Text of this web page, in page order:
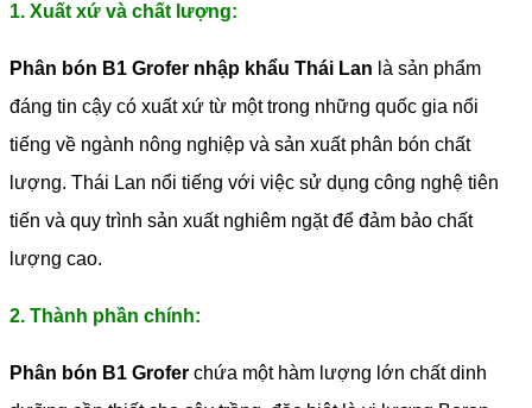
1. Xuất xứ và chất lượng:
Phân bón B1 Grofer nhập khẩu Thái Lan là sản phẩm
đáng tin cậy có xuất xứ từ một trong những quốc gia nổi
tiếng về ngành nông nghiệp và sản xuất phân bón chất
lượng. Thái Lan nổi tiếng với việc sử dụng công nghệ tiên
tiến và quy trình sản xuất nghiêm ngặt để đảm bảo chất
lượng cao.
2. Thành phần chính:
Phân bón B1 Grofer chứa một hàm lượng lớn chất dinh